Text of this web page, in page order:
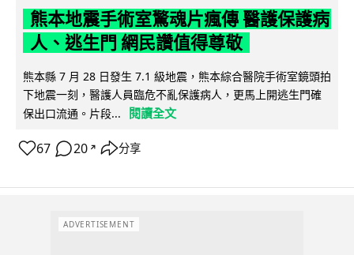
熊本地震手術室驚魂片瘋傳 醫護保護病
人、逃生門 網民讚值得尊敬
熊本縣 7 月 28 日發生 7.1 級地震，熊本綜合醫院手術室鏡頭拍
下地震一刻，醫護人員臨危不亂保護病人，更馬上開逃生門確
保出口流通。片段...
閱讀全文
67 20 ↗ 分享
ADVERTISEMENT